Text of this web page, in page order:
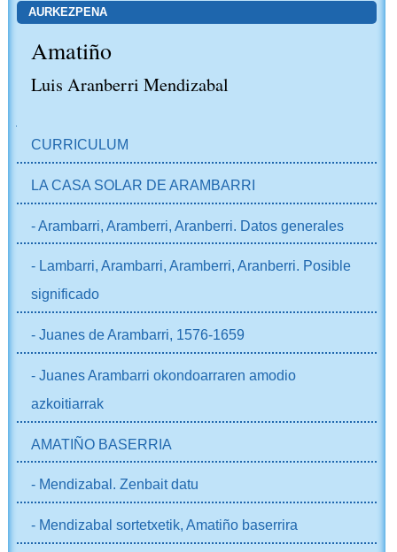
AURKEZPENA
Amatiño
Luis Aranberri Mendizabal
CURRICULUM
LA CASA SOLAR DE ARAMBARRI
- Arambarri, Aramberri, Aranberri. Datos generales
- Lambarri, Arambarri, Aramberri, Aranberri. Posible
significado
- Juanes de Arambarri, 1576-1659
- Juanes Arambarri okondoarraren amodio
azkoitiarrak
AMATIÑO BASERRIA
- Mendizabal. Zenbait datu
- Mendizabal sortetxetik, Amatiño baserrira